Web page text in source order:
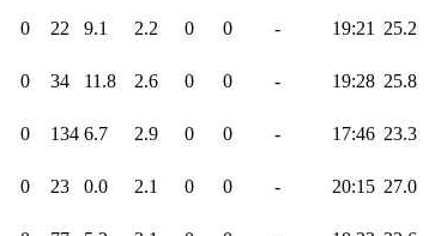
0 22 9.1 2.2 0 0 - 19:21 25.2
0 34 11.8 2.6 0 0 - 19:28 25.8
0 134 6.7 2.9 0 0 - 17:46 23.3
0 23 0.0 2.1 0 0 - 20:15 27.0